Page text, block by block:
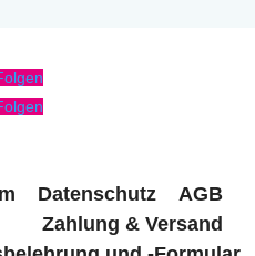
Datenschutz
AGB
Zahlung & Versand